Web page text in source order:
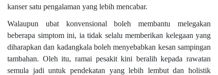
kanser satu pengalaman yang lebih mencabar.
Walaupun ubat konvensional boleh membantu melegakan
beberapa simptom ini, ia tidak selalu memberikan kelegaan yang
diharapkan dan kadangkala boleh menyebabkan kesan sampingan
tambahan. Oleh itu, ramai pesakit kini beralih kepada rawatan
semula jadi untuk pendekatan yang lebih lembut dan holistik